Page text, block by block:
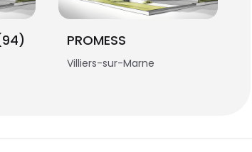
PROMESS
Villiers-sur-Marne